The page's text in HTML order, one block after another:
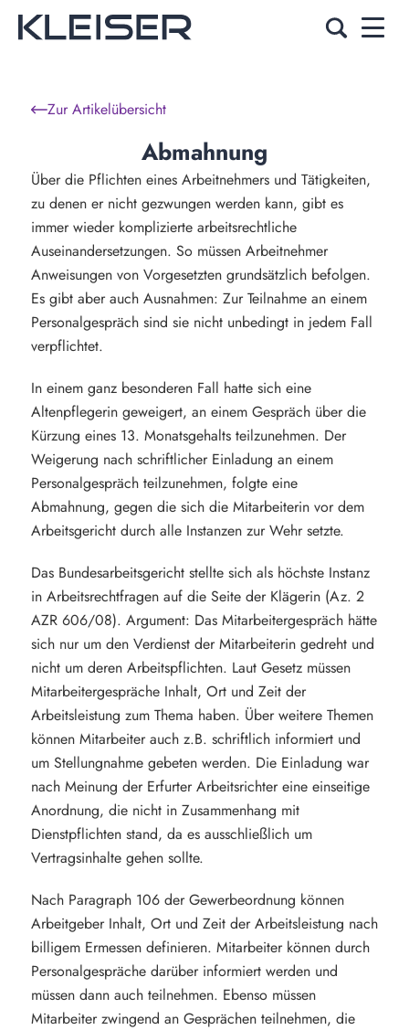
Zur Artikelübersicht
Abmahnung
Über die Pflichten eines Arbeitnehmers und Tätigkeiten,
zu denen er nicht gezwungen werden kann, gibt es
immer wieder komplizierte arbeitsrechtliche
Auseinandersetzungen. So müssen Arbeitnehmer
Anweisungen von Vorgesetzten grundsätzlich befolgen.
Es gibt aber auch Ausnahmen: Zur Teilnahme an einem
Personalgespräch sind sie nicht unbedingt in jedem Fall
verpflichtet.
In einem ganz besonderen Fall hatte sich eine
Altenpflegerin geweigert, an einem Gespräch über die
Kürzung eines 13. Monatsgehalts teilzunehmen. Der
Weigerung nach schriftlicher Einladung an einem
Personalgespräch teilzunehmen, folgte eine
Abmahnung, gegen die sich die Mitarbeiterin vor dem
Arbeitsgericht durch alle Instanzen zur Wehr setzte.
Das Bundesarbeitsgericht stellte sich als höchste Instanz
in Arbeitsrechtfragen auf die Seite der Klägerin (Az. 2
AZR 606/08). Argument: Das Mitarbeitergespräch hätte
sich nur um den Verdienst der Mitarbeiterin gedreht und
nicht um deren Arbeitspflichten. Laut Gesetz müssen
Mitarbeitergespräche Inhalt, Ort und Zeit der
Arbeitsleistung zum Thema haben. Über weitere Themen
können Mitarbeiter auch z.B. schriftlich informiert und
um Stellungnahme gebeten werden. Die Einladung war
nach Meinung der Erfurter Arbeitsrichter eine einseitige
Anordnung, die nicht in Zusammenhang mit
Dienstpflichten stand, da es ausschließlich um
Vertragsinhalte gehen sollte.
Nach Paragraph 106 der Gewerbeordnung können
Arbeitgeber Inhalt, Ort und Zeit der Arbeitsleistung nach
billigem Ermessen definieren. Mitarbeiter können durch
Personalgespräche darüber informiert werden und
müssen dann auch teilnehmen. Ebenso müssen
Mitarbeiter zwingend an Gesprächen teilnehmen, die